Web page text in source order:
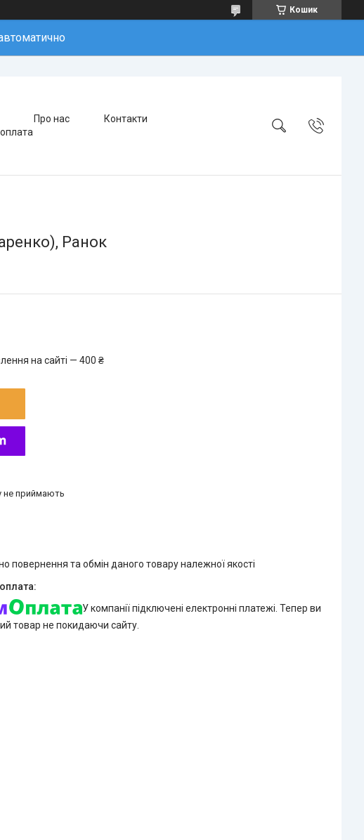
Кошик
Про нас
Контакти
Ранок
на сайті — 400 ₴
не приймають
повернення та обмін даного товару належної якості
У компанії підключені електронні платежі. Тепер ви
товар не покидаючи сайту.